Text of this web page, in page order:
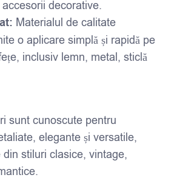
decorative.
Materialul de calitate
o aplicare simplă și rapidă pe
inclusiv lemn, metal, sticlă
sunt cunoscute pentru
elegante și versatile,
stiluri clasice, vintage,